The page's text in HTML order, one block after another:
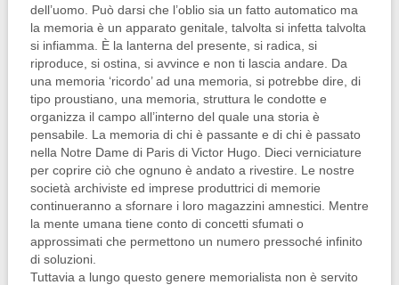
dell’uomo. Può darsi che l’oblio sia un fatto automatico ma
la memoria è un apparato genitale, talvolta si infetta talvolta
si infiamma. È la lanterna del presente, si radica, si
riproduce, si ostina, si avvince e non ti lascia andare. Da
una memoria ‘ricordo’ ad una memoria, si potrebbe dire, di
tipo proustiano, una memoria, struttura le condotte e
organizza il campo all’interno del quale una storia è
pensabile. La memoria di chi è passante e di chi è passato
nella Notre Dame di Paris di Victor Hugo. Dieci verniciature
per coprire ciò che ognuno è andato a rivestire. Le nostre
società archiviste ed imprese produttrici di memorie
continueranno a sfornare i loro magazzini amnestici. Mentre
la mente umana tiene conto di concetti sfumati o
approssimati che permettono un numero pressoché infinito
di soluzioni.
Tuttavia a lungo questo genere memorialista non è servito